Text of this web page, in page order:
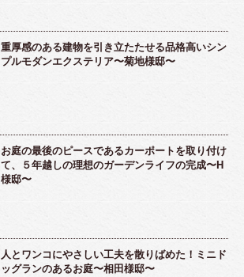
重厚感のある建物を引き立たたせる品格高いシン
プルモダンエクステリア〜菊地様邸〜
お庭の最後のピースであるカーポートを取り付け
て、５年越しの理想のガーデンライフの完成〜H
様邸〜
人とワンコにやさしい工夫を散りばめた！ミニド
ッグランのあるお庭〜相田様邸〜